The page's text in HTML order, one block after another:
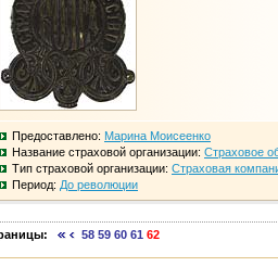
Предоставлено: Марина Моисеенко
Название страховой организации: Страховое
Тип страховой организации: Страховая
Период: До революции
58 59 60 61 62